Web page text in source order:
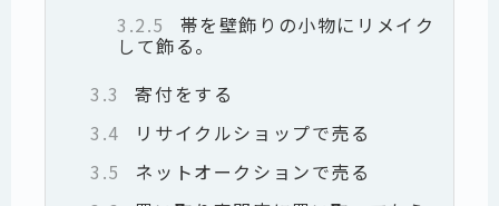
3.2.5
帯を壁飾りの小物にリメイク
して飾る。
3.3
寄付をする
3.4
リサイクルショップで売る
3.5
ネットオークションで売る